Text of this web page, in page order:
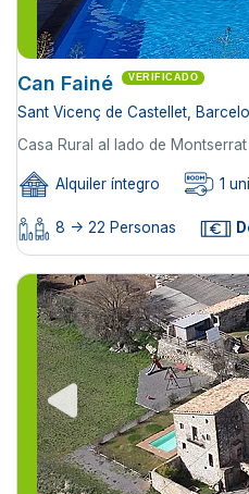
Can Fainé VERIFICADO
Sant Vicenç de Castellet,
Casa Rural al lado de
Alquiler íntegro 1
8 -> 22 Personas